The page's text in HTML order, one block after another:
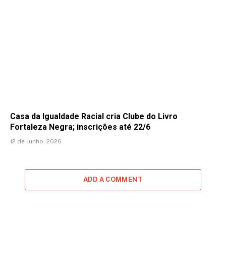
Casa da Igualdade Racial cria Clube do Livro
Fortaleza Negra; inscrições até 22/6
12 de Junho, 2026
ADD A COMMENT